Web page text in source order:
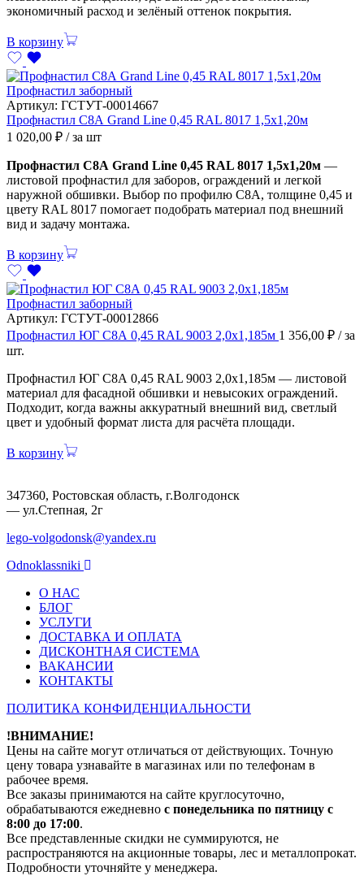
экономичный расход и зелёный оттенок покрытия.
В корзину
Профнастил заборный
Артикул: ГСТУТ-00014667
Профнастил С8А Grand Line 0,45 RAL 8017 1,5х1,20м
1 020,00 ₽ / за шт
Профнастил С8А Grand Line 0,45 RAL 8017 1,5х1,20м —
листовой профнастил для заборов, ограждений и легкой
наружной обшивки. Выбор по профилю С8А, толщине 0,45 и
цвету RAL 8017 помогает подобрать материал под внешний
вид и задачу монтажа.
В корзину
Профнастил заборный
Артикул: ГСТУТ-00012866
Профнастил ЮГ С8А 0,45 RAL 9003 2,0х1,185м 1 356,00 ₽ / за
шт.
Профнастил ЮГ С8А 0,45 RAL 9003 2,0х1,185м — листовой
материал для фасадной обшивки и невысоких ограждений.
Подходит, когда важны аккуратный внешний вид, светлый
цвет и удобный формат листа для расчёта площади.
В корзину
347360, Ростовская область, г.Волгодонск
— ул.Степная, 2г
lego-volgodonsk@yandex.ru
Odnoklassniki
О НАС
БЛОГ
УСЛУГИ
ДОСТАВКА И ОПЛАТА
ДИСКОНТНАЯ СИСТЕМА
ВАКАНСИИ
КОНТАКТЫ
ПОЛИТИКА КОНФИДЕНЦИАЛЬНОСТИ
!ВНИМАНИЕ!
Цены на сайте могут отличаться от действующих. Точную
цену товара узнавайте в магазинах или по телефонам в
рабочее время.
Все заказы принимаются на сайте круглосуточно,
обрабатываются ежедневно с понедельника по пятницу с
8:00 до 17:00.
Все представленные скидки не суммируются, не
распространяются на акционные товары, лес и металлопрокат.
Подробности уточняйте у менеджера.